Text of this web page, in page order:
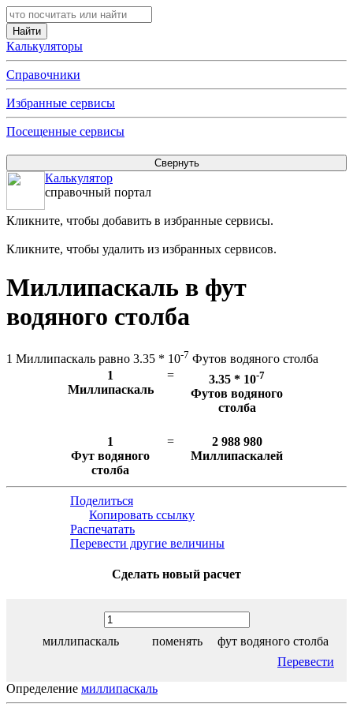
Калькуляторы
Справочники
Избранные сервисы
Посещенные сервисы
Калькулятор
справочный портал
Кликните, чтобы добавить в избранные сервисы.
Кликните, чтобы удалить из избранных сервисов.
Миллипаскаль в фут
водяного столба
1 Миллипаскаль равно 3.35 * 10-7 Футов водяного столба
1
Миллипаскаль
= 3.35 * 10-7
Футов водяного
столба
1
Фут водяного
столба
=
2 988 980
Миллипаскалей
Поделиться
Копировать ссылку
Распечатать
Перевести другие величины
Сделать новый расчет
миллипаскаль поменять
фут водяного столба
Перевести
Определение миллипаскаль